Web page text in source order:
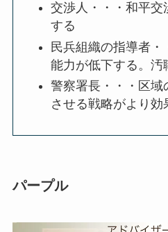
交渉人・・・和平交
する
民兵組織の指導者
能力が低下する。汚
警察署長・・・区域
させる戦略がより効
パープル